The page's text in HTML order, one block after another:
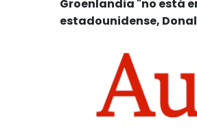
Groenlandia "no está
estadounidense,